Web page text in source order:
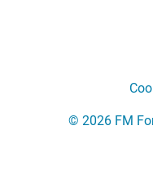
© 2026 FM